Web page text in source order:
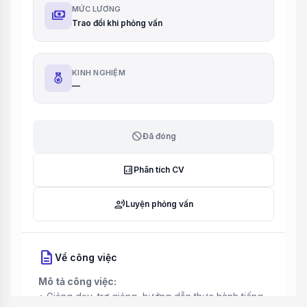
payments MỨC LƯƠNG
Trao đổi khi phỏng vấn
KINH NGHIỆM
—
blockĐã đóng
analytics Phân tích CV
record_voice_overLuyện phỏng vấn
description Về công việc
Mô tả công việc:
• Giảng dạy, trợ giảng, hướng dẫn thực hành tiếng